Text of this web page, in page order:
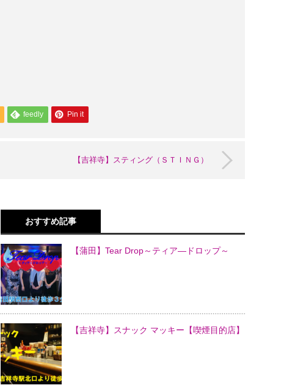
feedly Pin it
【吉祥寺】スティング（ＳＴＩＮＧ）
おすすめ記事
【蒲田】Tear Drop～ティア―ドロップ～
【吉祥寺】スナック マッキー【喫煙目的店】